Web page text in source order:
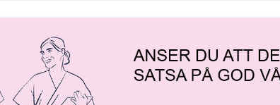
MODERAT SAMLING
ÅLANDS
TJÄNSTEKOLLEKTIVAVTAL
LANDSKAPETS
TJÄNSTEKOLLEKTIVAVTAL
2021